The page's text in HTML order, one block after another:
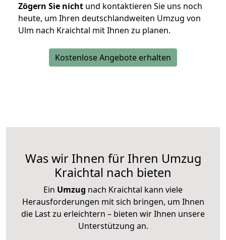
Zögern Sie nicht und kontaktieren Sie uns noch
heute, um Ihren deutschlandweiten Umzug von
Ulm nach Kraichtal mit Ihnen zu planen.
Kostenlose Angebote erhalten
Was wir Ihnen für Ihren Umzug
Kraichtal nach bieten
Ein Umzug nach Kraichtal kann viele
Herausforderungen mit sich bringen, um Ihnen
die Last zu erleichtern – bieten wir Ihnen unsere
Unterstützung an.